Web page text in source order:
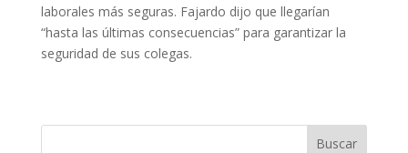
laborales más seguras. Fajardo dijo que llegarían
“hasta las últimas consecuencias” para garantizar la
seguridad de sus colegas.
Buscar